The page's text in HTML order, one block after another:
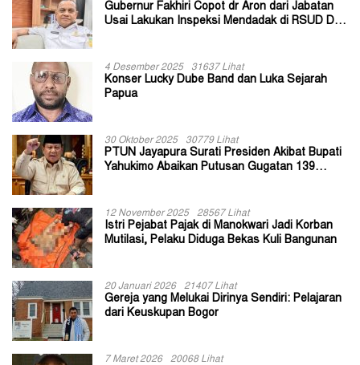
Gubernur Fakhiri Copot dr Aron dari Jabatan
Usai Lakukan Inspeksi Mendadak di RSUD Dok
4 Desember 2025 31637 Lihat
Konser Lucky Dube Band dan Luka Sejarah
Papua
30 Oktober 2025 30779 Lihat
PTUN Jayapura Surati Presiden Akibat Bupati
Yahukimo Abaikan Putusan Gugatan 139
12 November 2025 28567 Lihat
Istri Pejabat Pajak di Manokwari Jadi Korban
Mutilasi, Pelaku Diduga Bekas Kuli Bangunan
20 Januari 2026 21407 Lihat
Gereja yang Melukai Dirinya Sendiri: Pelajaran
dari Keuskupan Bogor
7 Maret 2026 20068 Lihat